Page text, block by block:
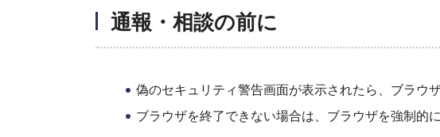
通報・相談の前に
偽のセキュリティ警告画面が表示されたら、ブラウ
ブラウザを終了できない場合は、ブラウザを強制的